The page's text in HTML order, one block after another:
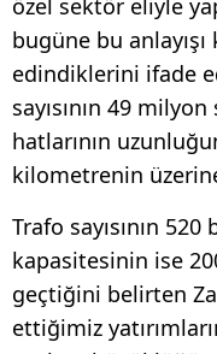
bugüne bu
edindiklerini ifade
sayısının 49 milyon
hatlarının
kilometrenin üzerine
Trafo sayısının
kapasitesinin ise
geçtiğini belirten
ettiğimiz